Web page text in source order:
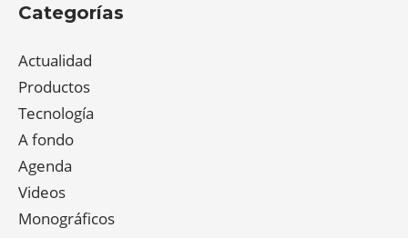
Categorías
Actualidad
Productos
Tecnología
A fondo
Agenda
Videos
Monográficos